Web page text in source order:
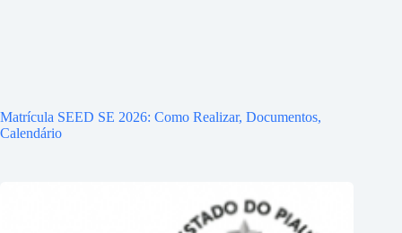
Matrícula SEED SE 2026: Como Realizar, Documentos,
Calendário